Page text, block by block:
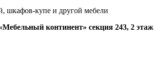
шкафов-купе и другой мебели
континент» секция 243, 2 этаж